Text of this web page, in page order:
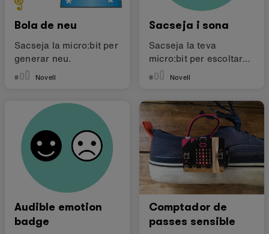
Bola de neu
Sacseja la micro:bit per
generar neu.
Novell
Sacseja i sona
Sacseja la teva
micro:bit per escoltar
un so alegre.
Novell
Audible emotion
badge
Comptador de
passes sensible